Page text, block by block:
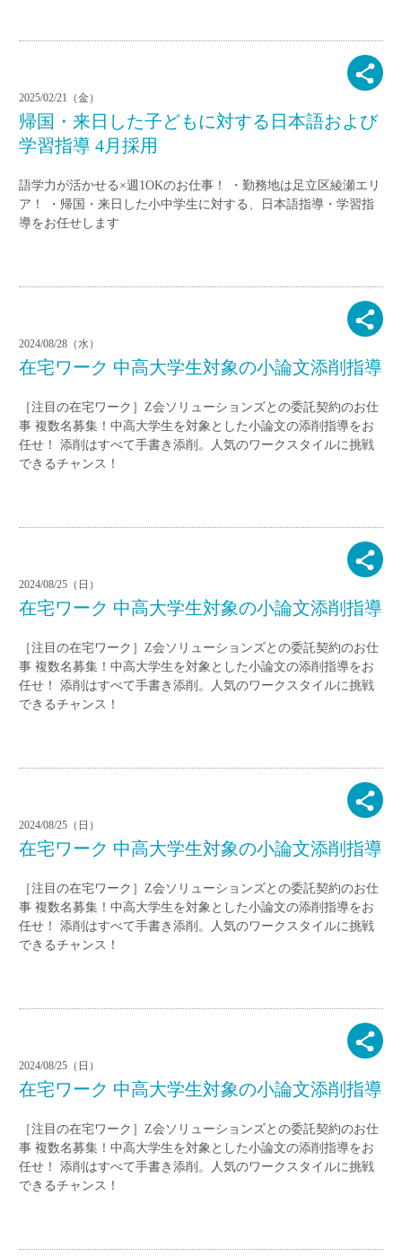
2025/02/21（金）
帰国・来日した子どもに対する日本語および
学習指導 4月採用
語学力が活かせる×週1OKのお仕事！ ・勤務地は足立区綾瀬エリ
ア！ ・帰国・来日した小中学生に対する、日本語指導・学習指
導をお任せします
2024/08/28（水）
在宅ワーク 中高大学生対象の小論文添削指導
［注目の在宅ワーク］Z会ソリューションズとの委託契約のお仕
事 複数名募集！中高大学生を対象とした小論文の添削指導をお
任せ！ 添削はすべて手書き添削。人気のワークスタイルに挑戦
できるチャンス！
2024/08/25（日）
在宅ワーク 中高大学生対象の小論文添削指導
［注目の在宅ワーク］Z会ソリューションズとの委託契約のお仕
事 複数名募集！中高大学生を対象とした小論文の添削指導をお
任せ！ 添削はすべて手書き添削。人気のワークスタイルに挑戦
できるチャンス！
2024/08/25（日）
在宅ワーク 中高大学生対象の小論文添削指導
［注目の在宅ワーク］Z会ソリューションズとの委託契約のお仕
事 複数名募集！中高大学生を対象とした小論文の添削指導をお
任せ！ 添削はすべて手書き添削。人気のワークスタイルに挑戦
できるチャンス！
2024/08/25（日）
在宅ワーク 中高大学生対象の小論文添削指導
［注目の在宅ワーク］Z会ソリューションズとの委託契約のお仕
事 複数名募集！中高大学生を対象とした小論文の添削指導をお
任せ！ 添削はすべて手書き添削。人気のワークスタイルに挑戦
できるチャンス！